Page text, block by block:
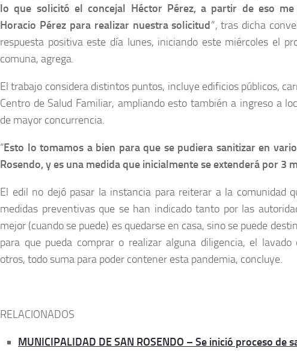
lo que solicitó el concejal Héctor Pérez, a partir de eso me
Horacio Pérez para realizar nuestra solicitud”, tras dicha
respuesta positiva este día lunes, iniciando este miércoles el
comuna, agrega.
El trabajo considera distintos puntos, incluye edificios públicos,
Centro de Salud Familiar, ampliando esto también a ingreso a
de mayor concurrencia.
“Esto lo tomamos a bien para que se pudiera sanitizar en
Rosendo, y es una medida que inicialmente se extenderá por 3
El edil no dejó pasar la instancia para reiterar a la comunidad
medidas preventivas que se han indicado tanto por las
mejor (cuando se puede) es quedarse en casa, sino se puede
para que pueda comprar o realizar alguna diligencia, el
otros, todo suma para poder contener esta pandemia, concluye.
RELACIONADOS
MUNICIPALIDAD DE SAN ROSENDO – Se inició proceso de